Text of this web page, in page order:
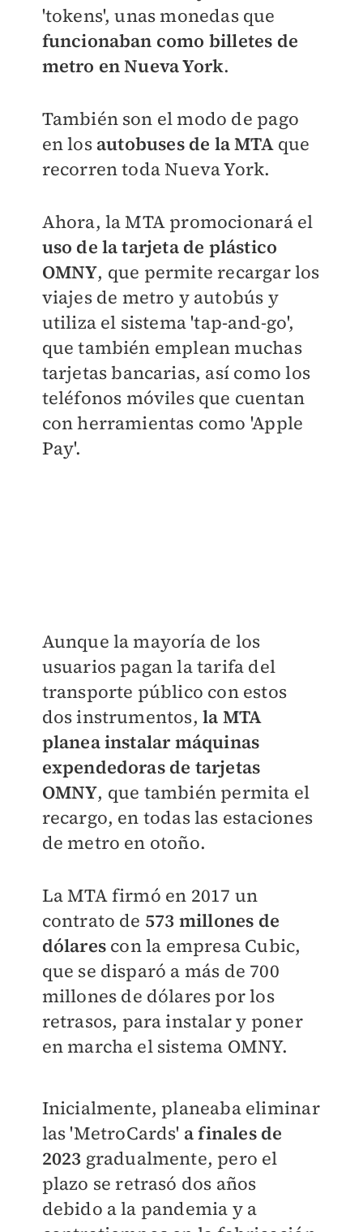
'tokens', unas monedas que
funcionaban como billetes de
metro en Nueva York.
También son el modo de pago
en los autobuses de la MTA que
recorren toda Nueva York.
Ahora, la MTA promocionará el
uso de la tarjeta de plástico
OMNY, que permite recargar los
viajes de metro y autobús y
utiliza el sistema 'tap-and-go',
que también emplean muchas
tarjetas bancarias, así como los
teléfonos móviles que cuentan
con herramientas como 'Apple
Pay'.
Aunque la mayoría de los
usuarios pagan la tarifa del
transporte público con estos
dos instrumentos,la MTA
planea instalar máquinas
expendedoras de tarjetas
OMNY, que también permita el
recargo, en todas las estaciones
de metro en otoño.
La MTA firmó en 2017 un
contrato de 573 millones de
dólares con la empresa Cubic,
que se disparó a más de 700
millones de dólares por los
retrasos, para instalar y poner
en marcha el sistema OMNY.
Inicialmente, planeaba eliminar
las 'MetroCards' a finales de
2023 gradualmente, pero el
plazo se retrasó dos años
debido a la pandemia y a